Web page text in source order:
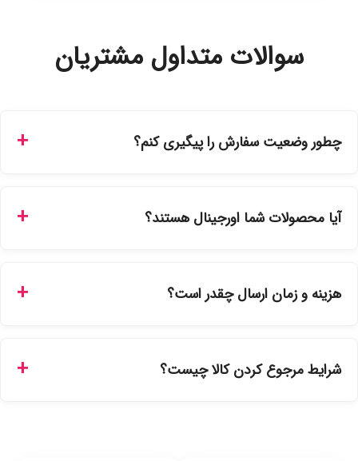
سوالات متداول مشتریان
چطور وضعیت سفارش را پیگیری کنم؟
سفارشات در سایت، وضعیت لحظه‌ای مرسوله را مشاهده کنید.
آیا محصولات شما اورجینال هستند؟
نمایندگی‌های معتبر تهیه شده و دارای بچ‌کد قابل استعلام هستند.
هزینه و زمان ارسال چقدر است؟
انتخاب کنید و برای شهرستان‌ها بین یک الی ۳ روز کاری از طریق
شرایط مرجوع کردن کالا چیست؟